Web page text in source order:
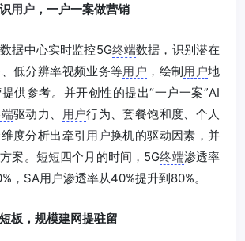
用户 ，一户一案做营销
据中心实时监控5G终端数据，识别潜在
低分辨率视频业务等用户 ，绘制用户地
供参考。并开创性的提出“一户一案”AI
驱动力、 用户行为、套餐饱和度、个人
度分析出牵引 用户换机的驱动因素，并
案。短短四个月的时间，5G终端渗透率
，SA用户渗透率从40%提升到80%。
板，规模建网提驻留